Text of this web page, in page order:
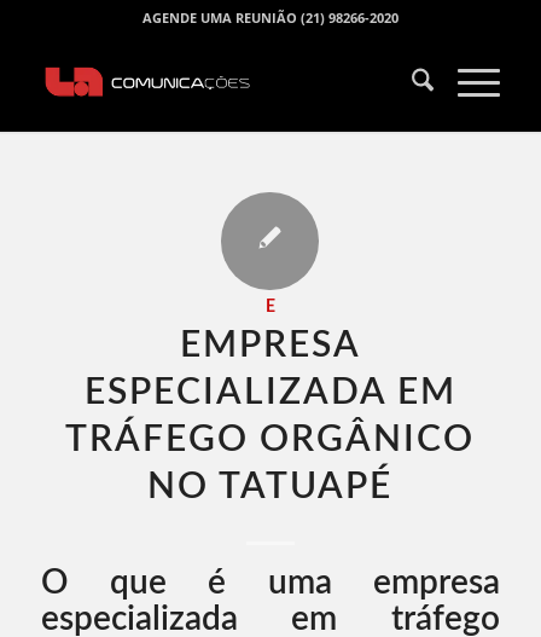
AGENDE UMA REUNIÃO (21) 98266-2020
E
EMPRESA
ESPECIALIZADA EM
TRÁFEGO ORGÂNICO
NO TATUAPÉ​
O que é uma empresa
especializada em tráfego